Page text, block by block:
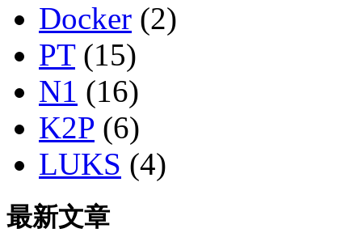
Docker (2)
PT(15)
N1 (16)
K2P (6)
LUKS (4)
最新文章